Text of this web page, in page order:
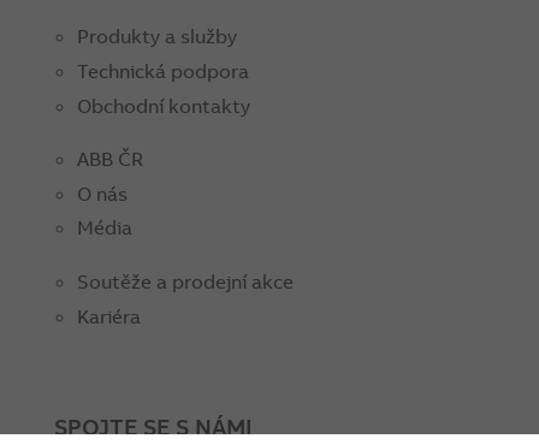
Produkty a služby
Technická podpora
Obchodní kontakty
ABB ČR
O nás
Média
Soutěže a prodejní akce
Kariéra
SPOJTE SE S NÁMI